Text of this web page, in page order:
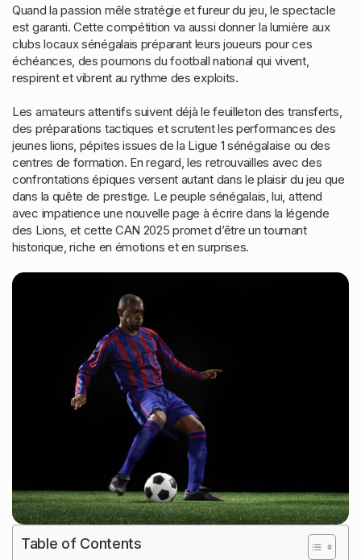
Quand la passion mêle stratégie et fureur du jeu, le spectacle
est garanti. Cette compétition va aussi donner la lumière aux
clubs locaux sénégalais préparant leurs joueurs pour ces
échéances, des poumons du football national qui vivent,
respirent et vibrent au rythme des exploits.
Les amateurs attentifs suivent déjà le feuilleton des transferts,
des préparations tactiques et scrutent les performances des
jeunes lions, pépites issues de la Ligue 1 sénégalaise ou des
centres de formation. En regard, les retrouvailles avec des
confrontations épiques versent autant dans le plaisir du jeu que
dans la quête de prestige. Le peuple sénégalais, lui, attend
avec impatience une nouvelle page à écrire dans la légende
des Lions, et cette CAN 2025 promet d’être un tournant
historique, riche en émotions et en surprises.
Table of Contents